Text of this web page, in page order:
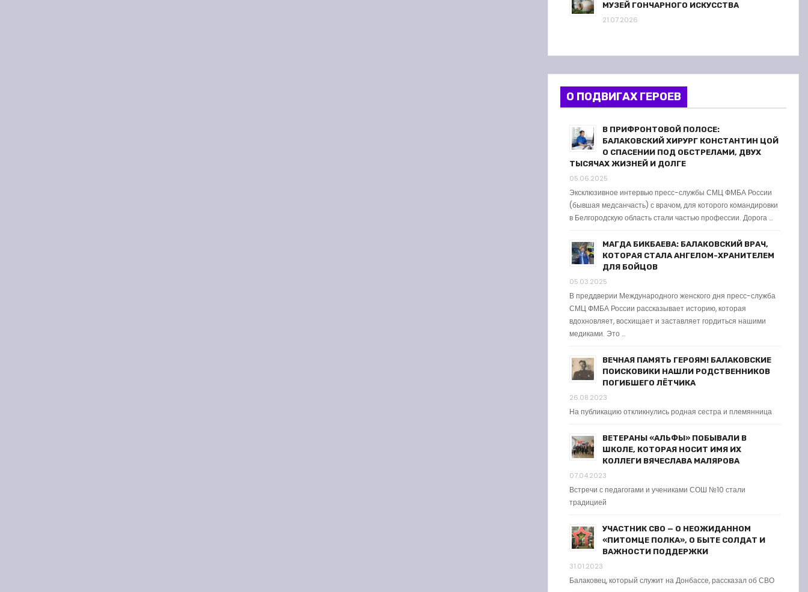
МУЗЕЙ ГОНЧАРНОГО ИСКУССТВА
21.07.2026
О ПОДВИГАХ ГЕРОЕВ
В ПРИФРОНТОВОЙ ПОЛОСЕ:
БАЛАКОВСКИЙ ХИРУРГ КОНСТАНТИН ЦОЙ
О СПАСЕНИИ ПОД ОБСТРЕЛАМИ, ДВУХ
ТЫСЯЧАХ ЖИЗНЕЙ И ДОЛГЕ
05.06.2025
Эксклюзивное интервью пресс-службы СМЦ ФМБА России
(бывшая медсанчасть) с врачом, для которого командировки
в Белгородскую область стали частью профессии. Дорога …
МАГДА БИКБАЕВА: БАЛАКОВСКИЙ ВРАЧ,
КОТОРАЯ СТАЛА АНГЕЛОМ-ХРАНИТЕЛЕМ
ДЛЯ БОЙЦОВ
05.03.2025
В преддверии Международного женского дня пресс-служба
СМЦ ФМБА России рассказывает историю, которая
вдохновляет, восхищает и заставляет гордиться нашими
медиками. Это …
ВЕЧНАЯ ПАМЯТЬ ГЕРОЯМ! БАЛАКОВСКИЕ
ПОИСКОВИКИ НАШЛИ РОДСТВЕННИКОВ
ПОГИБШЕГО ЛЁТЧИКА
26.08.2023
На публикацию откликнулись родная сестра и племянница
ВЕТЕРАНЫ «АЛЬФЫ» ПОБЫВАЛИ В
ШКОЛЕ, КОТОРАЯ НОСИТ ИМЯ ИХ
КОЛЛЕГИ ВЯЧЕСЛАВА МАЛЯРОВА
07.04.2023
Встречи с педагогами и учениками СОШ №10 стали
традицией
УЧАСТНИК СВО — О НЕОЖИДАННОМ
«ПИТОМЦЕ ПОЛКА», О БЫТЕ СОЛДАТ И
ВАЖНОСТИ ПОДДЕРЖКИ
31.01.2023
Балаковец, который служит на Донбассе, рассказал об СВО